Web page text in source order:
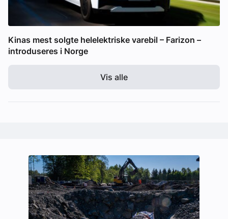
Kinas mest solgte helelektriske varebil – Farizon –
introduseres i Norge
Vis alle